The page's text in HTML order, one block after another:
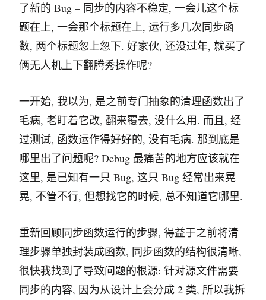
了新的 Bug – 同步的内容不稳定, 一会儿这个标
题在上, 一会那个标题在上, 运行多几次同步函
数, 两个标题忽上忽下. 好家伙, 还没过年, 就买了
俩无人机上下翻腾秀操作呢?
一开始, 我以为, 是之前专门抽象的清理函数出了
毛病, 老盯着它改, 翻来覆去, 没什么用. 而且, 经
过测试, 函数运作得好好的, 没有毛病. 那到底是
哪里出了问题呢? Debug 最痛苦的地方应该就在
这里, 是已知有一只 Bug, 这只 Bug 经常出来晃
晃, 不管不行, 但想找它的时候, 总不知道它哪里.
重新回顾同步函数运行的步骤, 得益于之前将清
理步骤单独封装成函数, 同步函数的结构很清晰,
很快我找到了导致问题的根源: 针对源文件需要
同步的内容, 因为从设计上会分成 2 类, 所以我拆